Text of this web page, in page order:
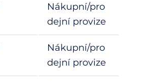
Nákupní/pro
dejní provize
Nákupní/pro
dejní provize